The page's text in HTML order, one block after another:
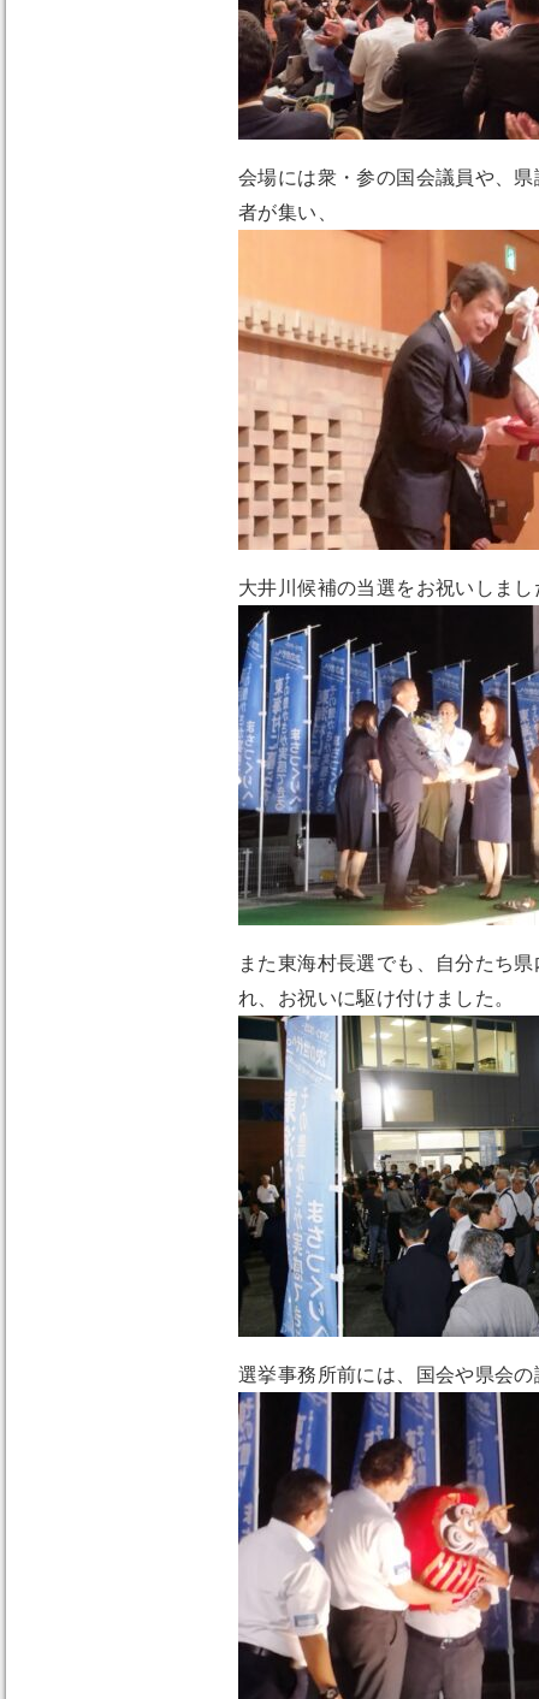
会場には衆・参の国会議員や、
者が集い、
大井川候補の当選をお祝いしまし
また東海村長選でも、自分たち
れ、お祝いに駆け付けました。
選挙事務所前には、国会や県会